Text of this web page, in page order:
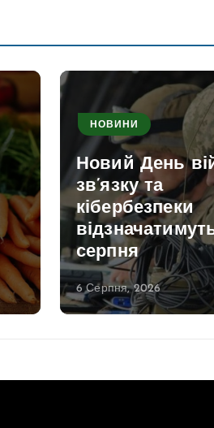
НОВИНИ
Новий День
зв’язку та
кібербезпеки
серпня
6 Серпня, 2026